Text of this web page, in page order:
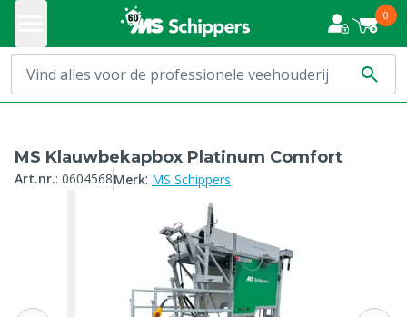
0
MS Klauwbekapbox Platinum Comfort
Art.nr.: 0604568Merk: MS Schippers